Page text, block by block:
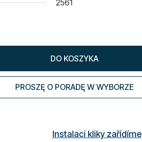
2561
DO KOSZYKA
PROSZĘ O PORADĘ W WYBORZE
Instalaci kliky zařídíme